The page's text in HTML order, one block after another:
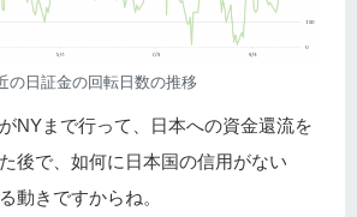
の日証金の回転日数の推移
NYまで行って、日本への資金還流を
後で、如何に日本国の信用がない
きですからね。